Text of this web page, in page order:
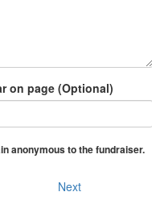
on page (Optional)
anonymous to the fundraiser.
Next